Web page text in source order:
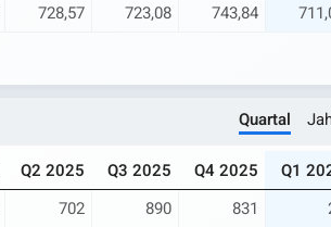
728,57 723,08 743,84
Quartal
Q2 2025 Q3 2025 Q4 2025
Q1
702 890 831